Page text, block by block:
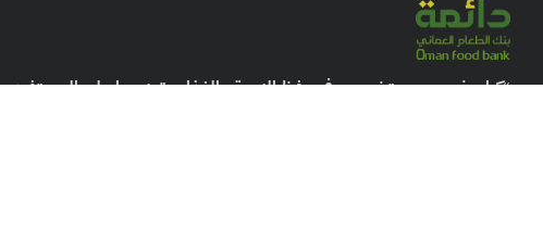
“كيان غير ربحي متخصص في حفظ النعمة والغذاء وتوزيعها على